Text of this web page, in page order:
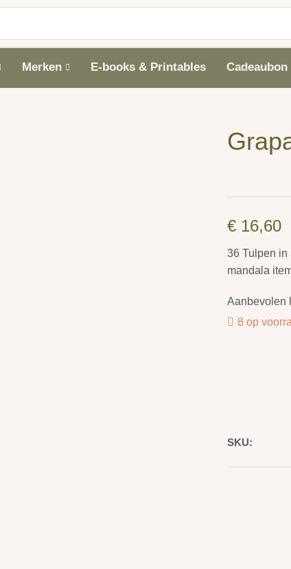
Merken E-books & Printables Cadeaubon
€16,60
36 Tulpen in
mandala
Aanbevolen
8 op
SKU: